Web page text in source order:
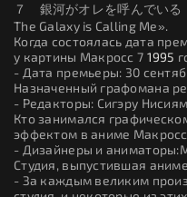
７ 銀河がオレを呼んでいる
The Galaxy is Calling Me».
Когда состоялась дата
у картины Макросс 7 1995
- Дата премьеры: 30
Назначенный графомана
- Редакторы: Сигэру
Кто занимался
эффектом в аниме Макросс
- Дизайнеры и
Студия, выпустившая
- За каждым великим